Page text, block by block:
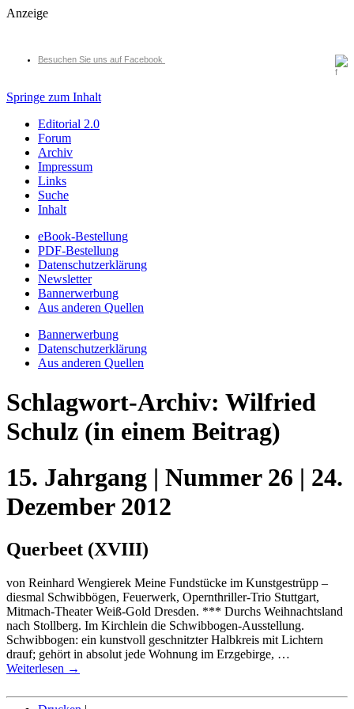
Anzeige
Besuchen Sie uns auf Facebook
Springe zum Inhalt
Editorial 2.0
Forum
Archiv
Impressum
Links
Suche
Inhalt
eBook-Bestellung
PDF-Bestellung
Datenschutzerklärung
Newsletter
Bannerwerbung
Aus anderen Quellen
Bannerwerbung
Datenschutzerklärung
Aus anderen Quellen
Schlagwort-Archiv: Wilfried
Schulz (in einem Beitrag)
15. Jahrgang | Nummer 26 | 24.
Dezember 2012
Querbeet (XVIII)
von Reinhard Wengierek Meine Fundstücke im Kunstgestrüpp –
diesmal Schwibbögen, Feuerwerk, Opernthriller-Trio Stuttgart,
Mitmach-Theater Weiß-Gold Dresden. *** Durchs Weihnachtsland
nach Stollberg. Im Kirchlein die Schwibbogen-Ausstellung.
Schwibbogen: ein kunstvoll geschnitzter Halbkreis mit Lichtern
drauf; gehört in absolut jede Wohnung im Erzgebirge, …
Weiterlesen →